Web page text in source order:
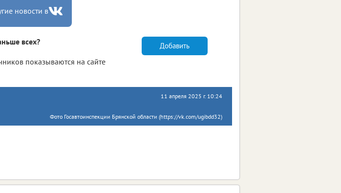
новости в
всех?
показываются на сайте
Добавить
11 апреля 2025 г. 10:24
Фото Госавтоинспекции Брянской области (https://vk.com/ugibdd32)